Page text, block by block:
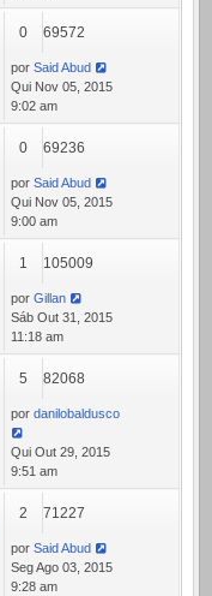
0 69572
por Said Abud
Qui Nov 05, 2015
9:02 am
0 69236
por Said Abud
Qui Nov 05, 2015
9:00 am
1 105009
por Gillan
Sáb Out 31, 2015
11:18 am
5 82068
por danilobaldusco
Qui Out 29, 2015
9:51 am
2 71227
por Said Abud
Seg Ago 03, 2015
9:28 am